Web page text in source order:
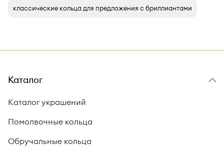
классические кольца для предложения с бриллиантами
Каталог
Каталог украшений
Помолвочные кольца
Обручальные кольца